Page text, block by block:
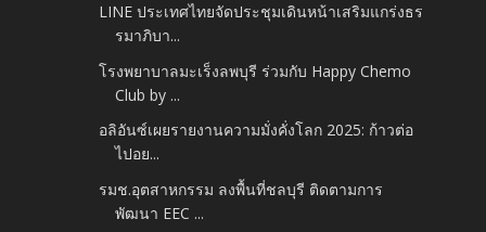
LINE ประเทศไทยจัดประชุมเดินหน้าเสริมแกร่งธร
รมาภิบา...
โรงพยาบาลมะเร็งลพบุรี ร่วมกับ Happy Chemo
Club by ...
อลิอันซ์เผยรายงานความมั่งคั่งโลก 2025: ก้าวต่อ
ไปอย...
รมช.อุตสาหกรรม ลงพื้นที่ชลบุรี ติดตามการ
พัฒนา EEC ...